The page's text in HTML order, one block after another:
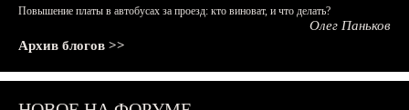
Повышение платы в автобусах за проезд: кто виноват, и что делать?
Олег Паньков
Архив блогов >>